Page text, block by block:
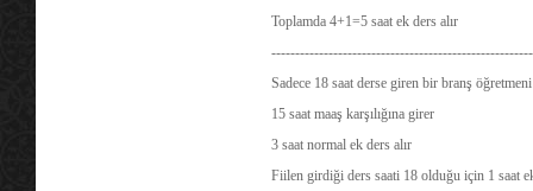
Toplamda 4+1=5 saat ek ders alır
Sadece 18 saat derse giren bir branş
15 saat maaş karşılığına girer
3 saat normal ek ders alır
Fiilen girdiği ders saati 18 olduğu için 1 saat